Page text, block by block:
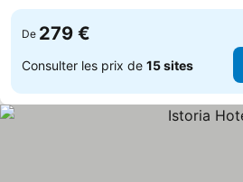
De 279 €
Consulter les prix de 15 sites